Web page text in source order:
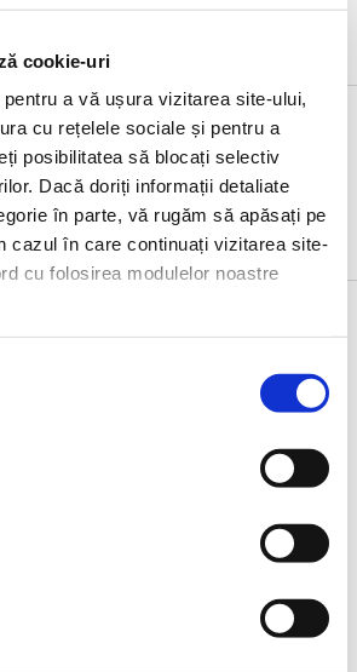
cookie-uri
a vă ușura vizitarea site-ului,
cu rețelele sociale și pentru a
posibilitatea să blocați selectiv
Dacă doriți informații detaliate
în parte, vă rugăm să apăsați pe
cazul în care continuați vizitarea site-
cu folosirea modulelor noastre
Noul ghid al nesimțitului,
Dan Byron și Cristian